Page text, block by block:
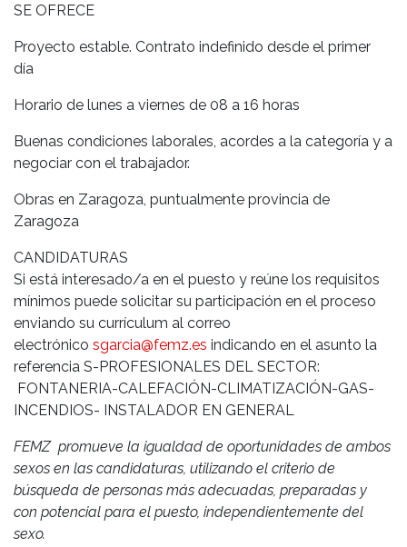
SE OFRECE
Proyecto estable. Contrato indefinido desde el primer
día
Horario de lunes a viernes de 08 a 16 horas
Buenas condiciones laborales, acordes a la categoría y a
negociar con el trabajador.
Obras en Zaragoza, puntualmente provincia de
Zaragoza
CANDIDATURAS
Si está interesado/a en el puesto y reúne los requisitos
mínimos puede solicitar su participación en el proceso
enviando su currículum al correo
electrónico sgarcia@femz.es indicando en el asunto la
referencia S-PROFESIONALES DEL SECTOR:
FONTANERIA-CALEFACIÓN-CLIMATIZACIÓN-GAS-
INCENDIOS- INSTALADOR EN GENERAL
FEMZ promueve la igualdad de oportunidades de ambos
sexos en las candidaturas, utilizando el criterio de
búsqueda de personas más adecuadas, preparadas y
con potencial para el puesto, independientemente del
sexo.